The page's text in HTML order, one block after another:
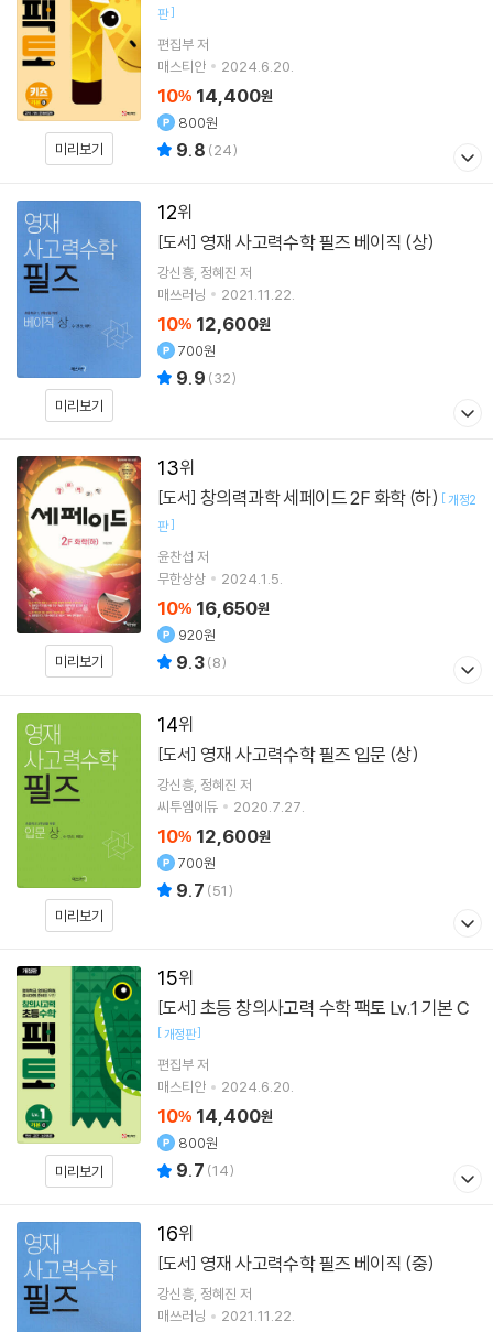
미리보기
판]
편집부 저
매스티안
2024.6.20.
10% 14,400원
800원
9.8 (24)
12
미리보기
[도서] 영재 사고력수학 필즈 베이직 (상)
강신흥 정혜진 저
매쓰러닝
2021.11.22.
10% 12,600원
700원
9.9 (32)
13
미리보기
[도서] 창의력과학 세페이드 2F 화학 (하) [개정2
판]
윤찬섭 저
무한상상
2024.1.5.
10% 16,650원
920원
9.3(8)
14
미리보기
[도서] 영재 사고력수학 필즈 입문 (상)
강신흥 정혜진 저
씨투엠에듀
2020.7.27.
10% 12,600원
700원
9.7 (51)
15
미리보기
[도서] 초등 창의사고력 수학 팩토 Lv.1 기본 C
[개정판]
편집부 저
매스티안
2024.6.20.
10% 14,400원
800원
9.7 (14)
16
[도서] 영재 사고력수학 필즈 베이직 (중)
강신흥 정혜진 저
매쓰러닝
2021.11.22.